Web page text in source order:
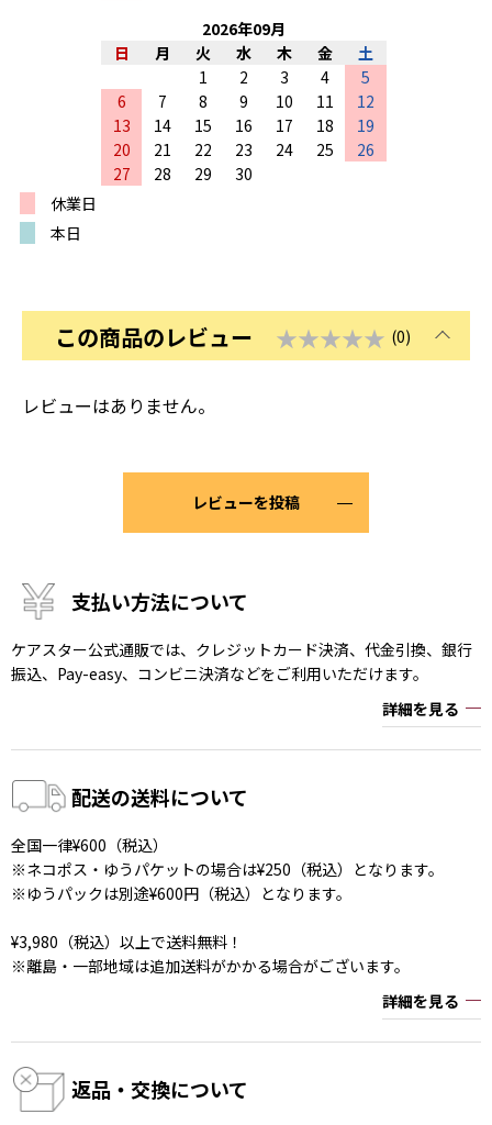
2026年09月
日
月 火 水 木 金
土
1
2 3 4
5
6
7 8 9 10 11
12
13
14 15 16 17 18
19
20
21 22 23 24 25
26
27
28 29
30
休業日
本日
この商品のレビュー ★★★★★ (0)
レビューはありません。
レビューを投稿
支払い方法について
ケアスター公式通販では、クレジットカード決済、代金引換、銀行
振込、Pay-easy、コンビニ決済などをご利用いただけます。
詳細を見る
配送の送料について
全国一律¥600（税込）
※ネコポス・ゆうパケットの場合は¥250（税込）となります。
※ゆうパックは別途¥600円（税込）となります。
¥3,980（税込）以上で送料無料！
※離島・一部地域は追加送料がかかる場合がございます。
詳細を見る
返品・交換について